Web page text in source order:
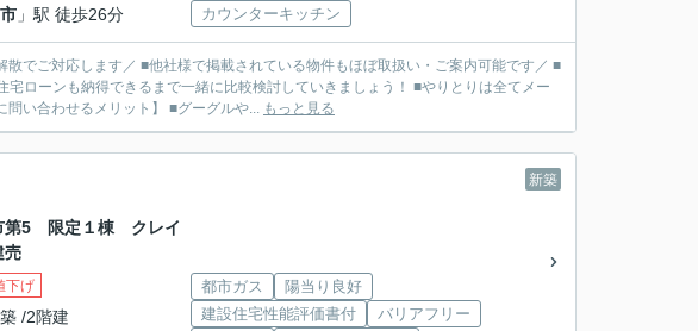
」駅 徒歩26分
カウンターキッチン
でご対応します／ ■他社様で掲載されている物件もほぼ取扱い・ご案内可能です／ ■
ローンも納得できるまで一緒に比較検討していきましょう！ ■やりとりは全てメー
＼＼ 【前橋みなみ不動産に問い合わせるメリット】 ■グーグルや... もっと見る
新築
第5 限定１棟 クレイ
売
下げ
/2階建
都市ガス
陽当り良好
建設住宅性能評価書付
バリアフリー